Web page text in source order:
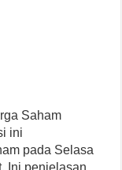
Saham
ini
pada Selasa
Ini penjelasan